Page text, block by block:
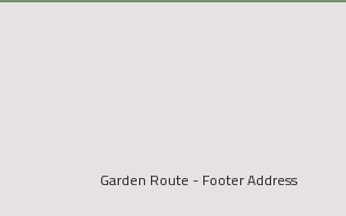
Garden Route - Footer Address